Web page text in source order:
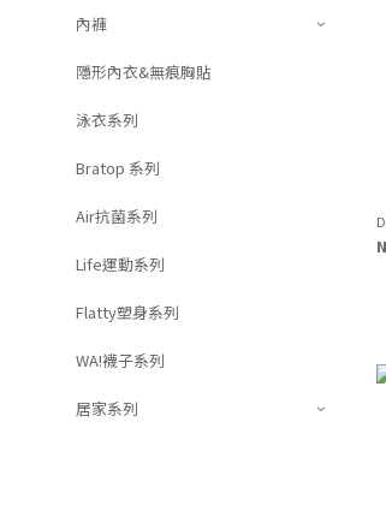
內褲
隱形內衣&無痕胸貼
泳衣系列
Bratop 系列
Air抗菌系列
Life運動系列
Flatty塑身系列
WA!襪子系列
居家系列